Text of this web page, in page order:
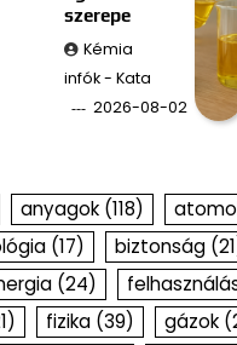
szerepe
Kémia
infók - Kata
2026-08-02
anyagok (118)
(17) biztonság
(24)
fizika (39) gázok